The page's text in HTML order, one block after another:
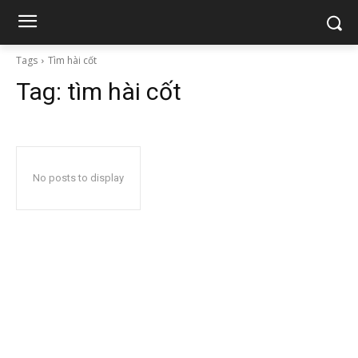
Tags Tìm hài cốt
Tag: tìm hài cốt
No posts to display